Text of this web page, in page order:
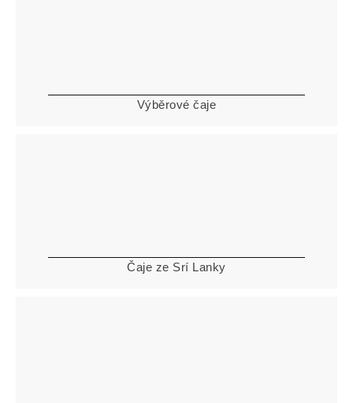
Výběrové čaje
Čaje ze Srí Lanky